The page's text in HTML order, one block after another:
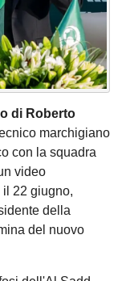
di Roberto
marchigiano
con la squadra
video
il 22 giugno,
della
del nuovo